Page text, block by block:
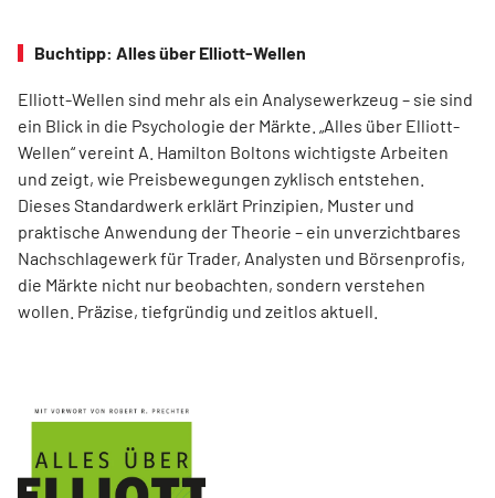
Buchtipp: Alles über Elliott-Wellen
Elliott-Wellen sind mehr als ein Analysewerkzeug – sie sind
ein Blick in die Psychologie der Märkte. „Alles über Elliott-
Wellen“ vereint A. Hamilton Boltons wichtigste Arbeiten
und zeigt, wie Preisbewegungen zyklisch entstehen.
Dieses Standardwerk erklärt Prinzipien, Muster und
praktische Anwendung der Theorie – ein unverzichtbares
Nachschlagewerk für Trader, Analysten und Börsenprofis,
die Märkte nicht nur beobachten, sondern verstehen
wollen. Präzise, tiefgründig und zeitlos aktuell.